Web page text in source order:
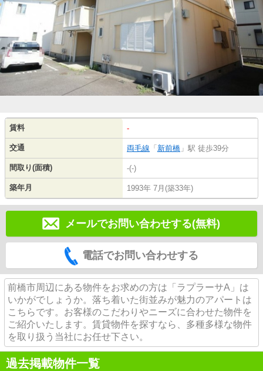
賃料 -
交通 両毛線 「 新前橋 」駅 徒歩39分
間取り(面積) -(-)
築年月 1993年 7月(築33年)
メールでお問い合わせする(無料)
電話でお問い合わせする
前橋市周辺にある物件をお求めの方は「ラプラーサA」は
いかがでしょうか。落ち着いた街並みが魅力のアパートは
こちらです。お客様のこだわりやニーズに合わせた物件を
ご紹介いたします。賃貸物件を探すなら、多種多様な物件
を取り扱う当社にお任せ下さい。
過去掲載物件一覧